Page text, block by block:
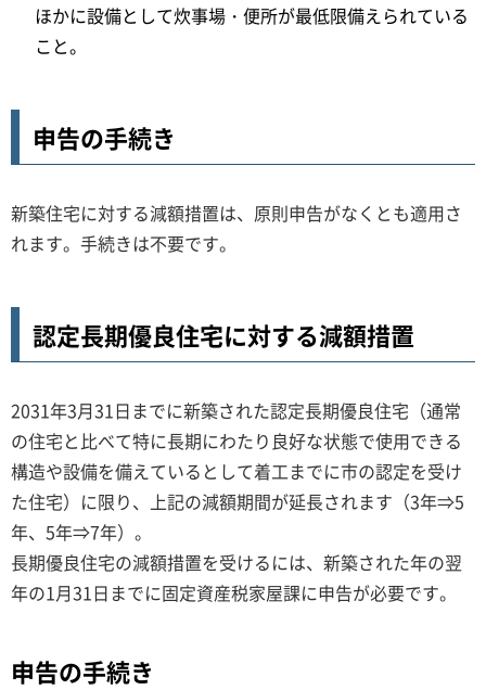
ほかに設備として炊事場・便所が最低限備えられている
こと。
申告の手続き
新築住宅に対する減額措置は、原則申告がなくとも適用さ
れます。手続きは不要です。
認定長期優良住宅に対する減額措置
2031年3月31日までに新築された認定長期優良住宅（通常
の住宅と比べて特に長期にわたり良好な状態で使用できる
構造や設備を備えているとして着工までに市の認定を受け
た住宅）に限り、上記の減額期間が延長されます（3年⇒5
年、5年⇒7年）。
長期優良住宅の減額措置を受けるには、新築された年の翌
年の1月31日までに固定資産税家屋課に申告が必要です。
申告の手続き